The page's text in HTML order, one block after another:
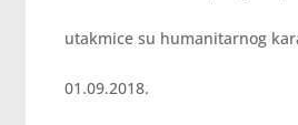
utakmice su humanitarnog
01.09.2018.